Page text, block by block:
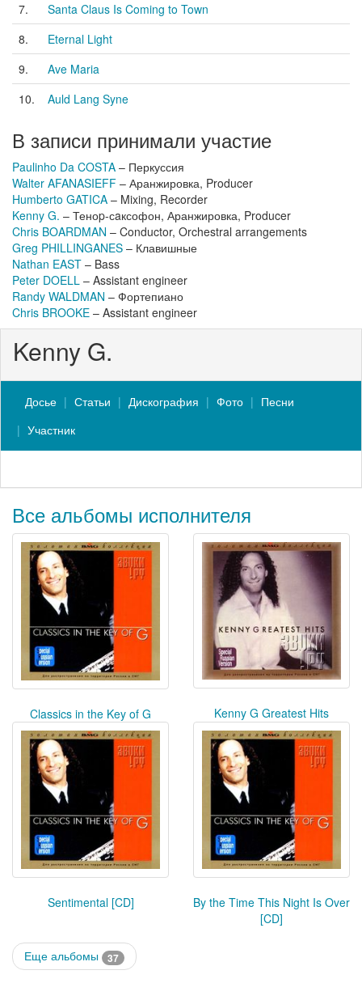
7.
Santa Claus Is Coming to Town
8.
Eternal Light
9.
Ave Maria
10.
Auld Lang Syne
В записи принимали участие
Paulinho Da COSTA – Перкуссия
Walter AFANASIEFF – Аранжировка, Producer
Humberto GATICA – Mixing, Recorder
Kenny G. – Теноp-сaксофон, Аранжировка, Producer
Chris BOARDMAN – Conductor, Orchestral arrangements
Greg PHILLINGANES – Клавишные
Nathan EAST – Bass
Peter DOELL – Assistant engineer
Randy WALDMAN – Фортепиано
Chris BROOKE – Assistant engineer
Kenny G.
Досье Статьи Дискография Фото
Песни
Участник
Все альбомы исполнителя
Classics in the Key of G Kenny G Greatest Hits
Sentimental [CD]
By the Time This Night Is Over
[CD]
Еще альбомы 37